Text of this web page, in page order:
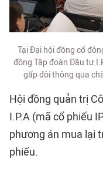
Tại Đại hội đồng cổ
đông Tập đoàn Đầu tư
gấp đôi thông qua
Hội đồng quản trị
I.P.A (mã cổ phiếu
phương án mua lại
phiếu.